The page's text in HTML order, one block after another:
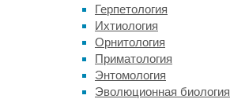
Герпетология
Ихтиология
Орнитология
Приматология
Энтомология
Эволюционная биология
глаза
явное
отличие
строении